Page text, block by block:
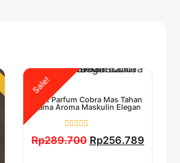
Bibit Parfum Cobra Mas Tahan
Lama Aroma Maskulin Elegan
Dinilai
0
Sale!
Rp289.700 Rp256.789